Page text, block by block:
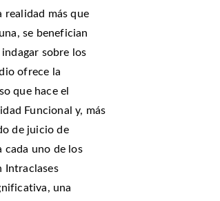
realidad más que
se benefician
sobre los
ofrece la
que hace el
Funcional y, más
de juicio de
cada uno de los
Intraclases
una